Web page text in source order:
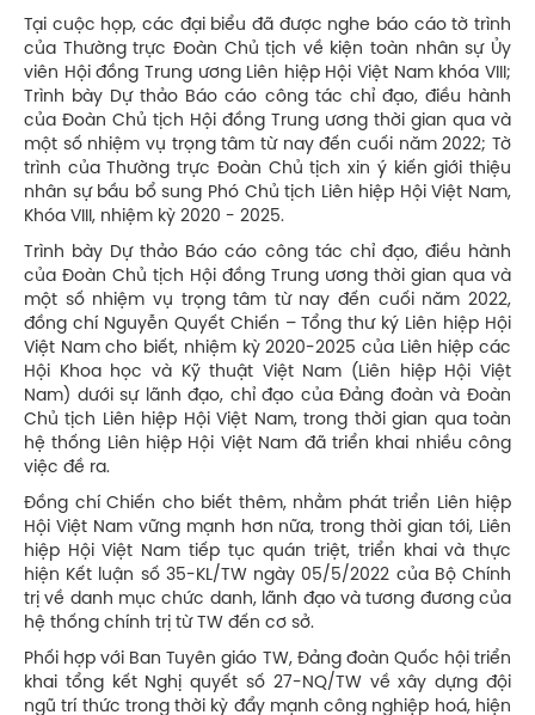
Tại cuộc họp, các đại biểu đã được nghe báo cáo tờ trình
của Thường trực Đoàn Chủ tịch về kiện toàn nhân sự Ủy
viên Hội đồng Trung ương Liên hiệp Hội Việt Nam khóa VIII;
Trình bày Dự thảo Báo cáo công tác chỉ đạo, điều hành
của Đoàn Chủ tịch Hội đồng Trung ương thời gian qua và
một số nhiệm vụ trọng tâm từ nay đến cuối năm 2022; Tờ
trình của Thường trực Đoàn Chủ tịch xin ý kiến giới thiệu
nhân sự bầu bổ sung Phó Chủ tịch Liên hiệp Hội Việt Nam,
Khóa VIII, nhiệm kỳ 2020 - 2025.
Trình bày Dự thảo Báo cáo công tác chỉ đạo, điều hành
của Đoàn Chủ tịch Hội đồng Trung ương thời gian qua và
một số nhiệm vụ trọng tâm từ nay đến cuối năm 2022,
đồng chí Nguyễn Quyết Chiến – Tổng thư ký Liên hiệp Hội
Việt Nam cho biết, nhiệm kỳ 2020-2025 của Liên hiệp các
Hội Khoa học và Kỹ thuật Việt Nam (Liên hiệp Hội Việt
Nam) dưới sự lãnh đạo, chỉ đạo của Đảng đoàn và Đoàn
Chủ tịch Liên hiệp Hội Việt Nam, trong thời gian qua toàn
hệ thống Liên hiệp Hội Việt Nam đã triển khai nhiều công
việc đề ra.
Đồng chí Chiến cho biết thêm, nhằm phát triển Liên hiệp
Hội Việt Nam vững mạnh hơn nữa, trong thời gian tới, Liên
hiệp Hội Việt Nam tiếp tục quán triệt, triển khai và thực
hiện Kết luận số 35-KL/TW ngày 05/5/2022 của Bộ Chính
trị về danh mục chức danh, lãnh đạo và tương đương của
hệ thống chính trị từ TW đến cơ sở.
Phối hợp với Ban Tuyên giáo TW, Đảng đoàn Quốc hội triển
khai tổng kết Nghị quyết số 27-NQ/TW về xây dựng đội
ngũ trí thức trong thời kỳ đẩy mạnh công nghiệp hoá, hiện